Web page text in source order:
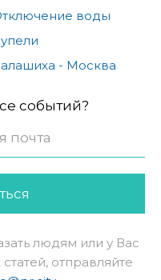
воды
- Москва
событий?
людям или у Вас
отправляйте